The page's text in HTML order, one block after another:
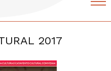
2017